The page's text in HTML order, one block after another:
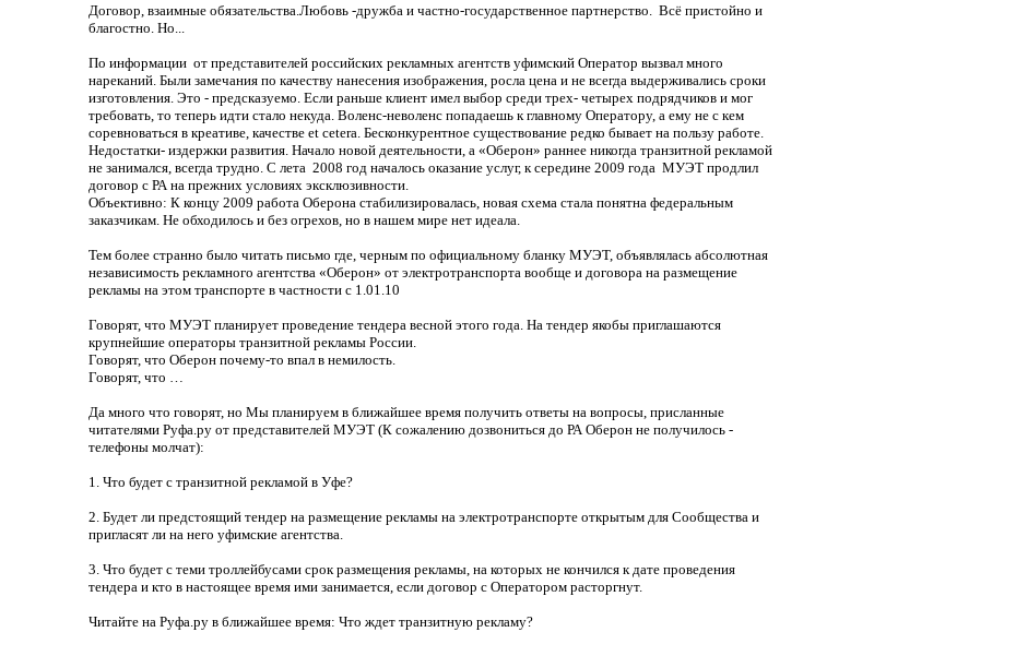
Договор, взаимные обязательства.Любовь -дружба и частно-государственное партнерство. Всё пристойно и
благостно. Но...
По информации от представителей российских рекламных агентств уфимский Оператор вызвал много
нареканий. Были замечания по качеству нанесения изображения, росла цена и не всегда выдерживались сроки
изготовления. Это - предсказуемо. Если раньше клиент имел выбор среди трех- четырех подрядчиков и мог
требовать, то теперь идти стало некуда. Воленс-неволенс попадаешь к главному Оператору, а ему не с кем
соревноваться в креативе, качестве et cetera. Бесконкурентное существование редко бывает на пользу работе.
Недостатки- издержки развития. Начало новой деятельности, а «Оберон» раннее никогда транзитной рекламой
не занимался, всегда трудно. С лета 2008 год началось оказание услуг, к середине 2009 года МУЭТ продлил
договор с РА на прежних условиях эксклюзивности.
Объективно: К концу 2009 работа Оберона стабилизировалась, новая схема стала понятна федеральным
заказчикам. Не обходилось и без огрехов, но в нашем мире нет идеала.
Тем более странно было читать письмо где, черным по официальному бланку МУЭТ, объявлялась абсолютная
независимость рекламного агентства «Оберон» от электротранспорта вообще и договора на размещение
рекламы на этом транспорте в частности с 1.01.10
Говорят, что МУЭТ планирует проведение тендера весной этого года. На тендер якобы приглашаются
крупнейшие операторы транзитной рекламы России.
Говорят, что Оберон почему-то впал в немилость.
Говорят, что …
Да много что говорят, но Мы планируем в ближайшее время получить ответы на вопросы, присланные
читателями Руфа.ру от представителей МУЭТ (К сожалению дозвониться до РА Оберон не получилось -
телефоны молчат):
1. Что будет с транзитной рекламой в Уфе?
2. Будет ли предстоящий тендер на размещение рекламы на электротранспорте открытым для Сообщества и
пригласят ли на него уфимские агентства.
3. Что будет с теми троллейбусами срок размещения рекламы, на которых не кончился к дате проведения
тендера и кто в настоящее время ими занимается, если договор с Оператором расторгнут.
Читайте на Руфа.ру в ближайшее время: Что ждет транзитную рекламу?